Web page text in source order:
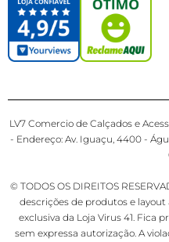
LV7 Comercio de Calçados e
- Endereço: Av. Iguaçu, 4400 -
© TODOS OS DIREITOS
descrições de produtos e
exclusiva da Loja Virus 41. Fica
sem expressa autorização. A